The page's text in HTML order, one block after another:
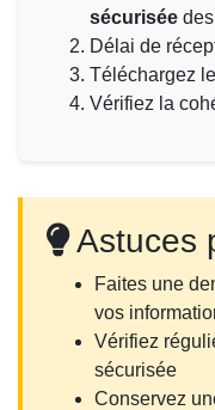
sécurisée
Délai de
Téléchargez
Vérifiez la
Astuces
Faites une
vos
Vérifiez
sécurisée
Conservez